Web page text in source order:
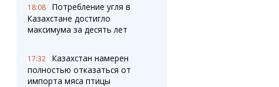
18:08
Потребление угля в
Казахстане достигло
максимума за десять лет
17:32
Казахстан намерен
полностью отказаться от
импорта мяса птицы